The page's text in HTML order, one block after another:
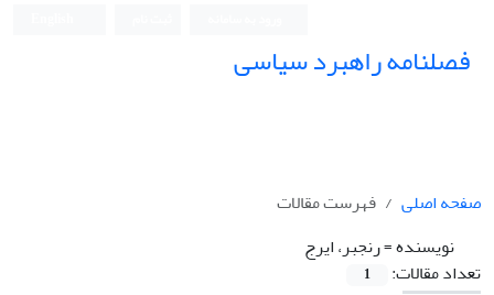
فصلنامه راهبرد سیاسی
صفحه اصلی
فهرست مقالات
نویسنده =رنجبر، ایرج
تعداد مقالات:
1